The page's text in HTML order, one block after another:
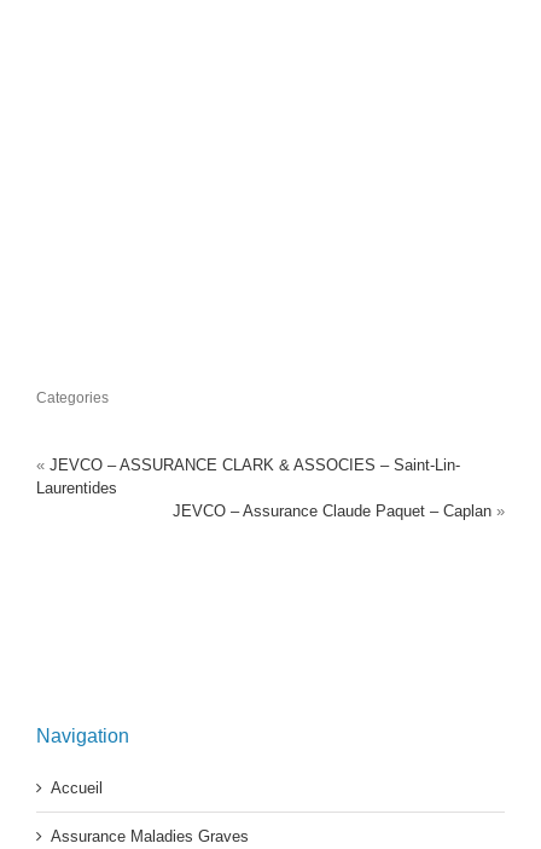
Categories
« JEVCO – ASSURANCE CLARK & ASSOCIES – Saint-Lin-
Laurentides
JEVCO – Assurance Claude Paquet – Caplan »
Navigation
Accueil
Assurance Maladies Graves